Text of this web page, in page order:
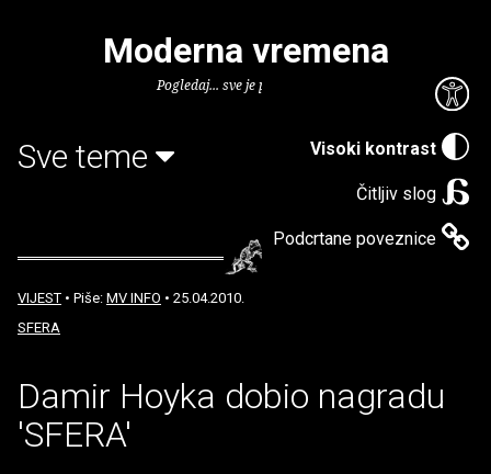
Visoki kontrast
Čitljiv slog
Podcrtane poveznice
Moderna vremena
Pogledaj... sve je puno knjiga.
Sve teme
VIJEST • Piše: MV INFO • 25.04.2010.
SFERA
Damir Hoyka dobio nagradu
'SFERA'